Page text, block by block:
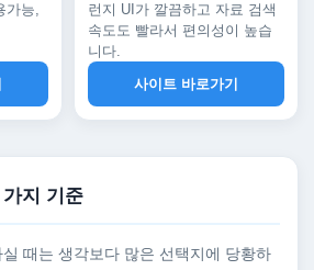
가능,
런지 UI가 깔끔하고 자료 검색
속도도 빨라서 편의성이 높습
니다.
사이트 바로가기
지 기준
때는 생각보다 많은 선택지에 당황하